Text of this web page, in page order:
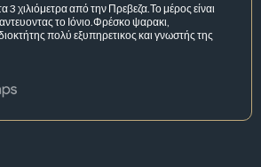
3 χιλιόμετρα από την Πρεβεζα.Το μέρος είναι
το Ιόνιο.Φρέσκο ψαρακι,
πολύ εξυπηρετικος και γνωστής της